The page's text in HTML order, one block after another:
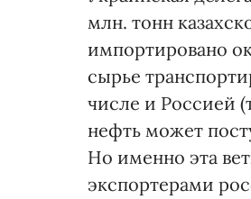
млн. тонн
импортировано
сырье
числе и Россией
нефть может
Но именно эта
экспортерами